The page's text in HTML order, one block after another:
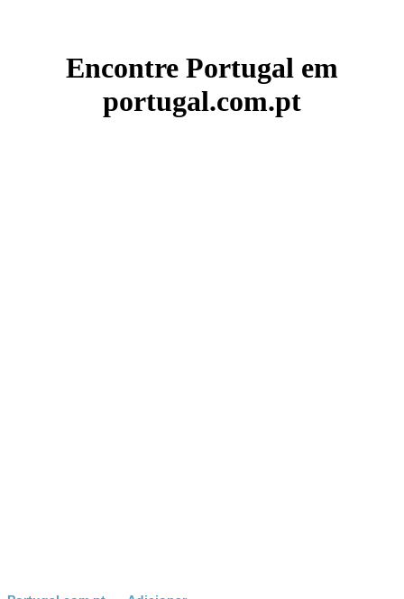
Encontre Portugal em
portugal.com.pt